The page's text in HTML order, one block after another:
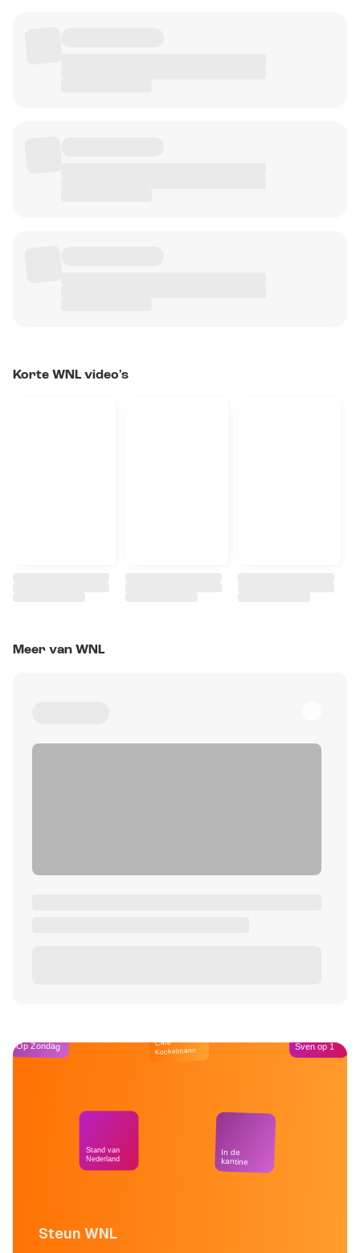
Korte WNL video's
Meer van WNL
Steun WNL
Op Zondag
Stand van
Nederland
Café
Kockelmann
In de
kantine
Sven op 1